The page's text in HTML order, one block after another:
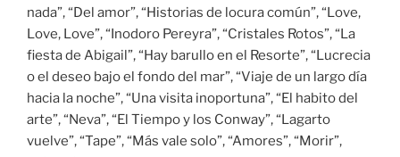
nada”, “Del amor”, “Historias de locura común”, “Love,
Love, Love”, “Inodoro Pereyra”, “Cristales Rotos”, “La
fiesta de Abigail”, “Hay barullo en el Resorte”, “Lucrecia
o el deseo bajo el fondo del mar”, “Viaje de un largo día
hacia la noche”, “Una visita inoportuna”, “El habito del
arte”, “Neva”, “El Tiempo y los Conway”, “Lagarto
vuelve”, “Tape”, “Más vale solo”, “Amores”, “Morir”,